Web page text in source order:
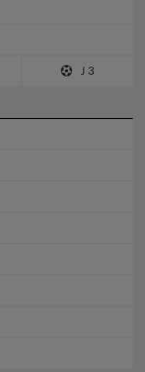
Ｊ3